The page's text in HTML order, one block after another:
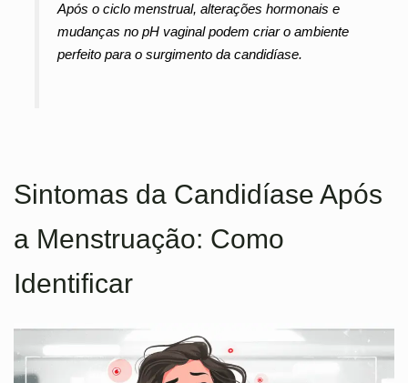
Após o ciclo menstrual, alterações hormonais e
mudanças no pH vaginal podem criar o ambiente
perfeito para o surgimento da candidíase.
Sintomas da Candidíase Após
a Menstruação: Como
Identificar